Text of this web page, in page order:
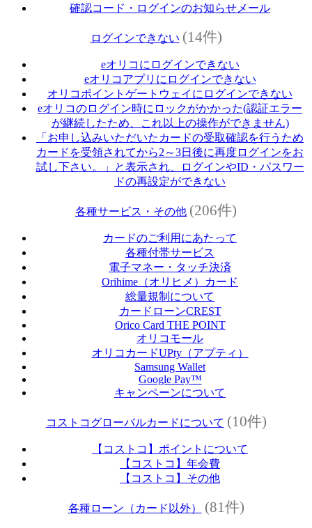
確認コード・ログインのお知らせメール
ログインできない (14件)
eオリコにログインできない
eオリコアプリにログインできない
オリコポイントゲートウェイにログインできない
eオリコのログイン時にロックがかかった(認証エラー
が継続したため、これ以上の操作ができません)
「お申し込みいただいたカードの受取確認を行うため
カードを受領されてから2～3日後に再度ログインをお
試し下さい。」と表示され、ログインやID・パスワー
ドの再設定ができない
各種サービス・その他 (206件)
カードのご利用にあたって
各種付帯サービス
電子マネー・タッチ決済
Orihime（オリヒメ）カード
総量規制について
カードローンCREST
Orico Card THE POINT
オリコモール
オリコカードUPty（アプティ）
Samsung Wallet
Google Pay™
キャンペーンについて
コストコグローバルカードについて (10件)
【コストコ】ポイントについて
【コストコ】年会費
【コストコ】その他
各種ローン（カード以外） (81件)